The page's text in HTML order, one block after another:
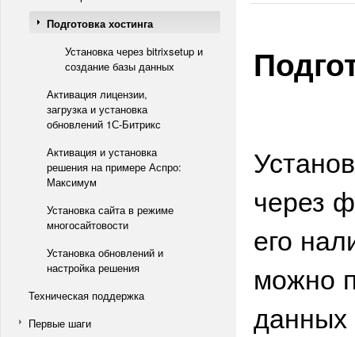
Подготовка хостинга
Установка через bitrixsetup и
создание базы данных
Активация лицензии,
загрузка и установка
обновлений 1С-Битрикс
Активация и установка
решения на примере Аспро:
Максимум
Установка сайта в режиме
многосайтовости
Установка обновлений и
настройка решения
Техническая поддержка
Первые шаги
через
его
можно
данных